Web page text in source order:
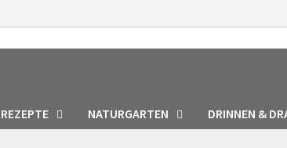
REZEPTE NATURGARTEN DRINNEN &